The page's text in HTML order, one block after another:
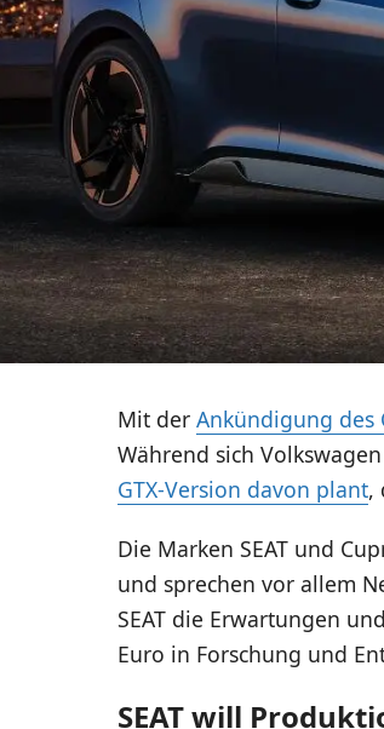
Mit der Ankündigung des
Während sich
GTX-Version davon plant,
Die Marken SEAT und
und sprechen vor allem
SEAT die Erwartungen
Euro in Forschung und
SEAT will